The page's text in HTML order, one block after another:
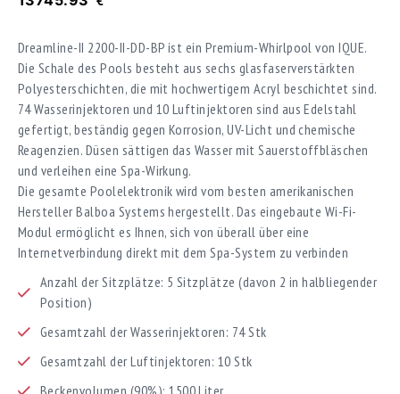
Dreamline-II 2200-II-DD-BP ist ein Premium-Whirlpool von IQUE.
Die Schale des Pools besteht aus sechs glasfaserverstärkten
Polyesterschichten, die mit hochwertigem Acryl beschichtet sind.
74 Wasserinjektoren und 10 Luftinjektoren sind aus Edelstahl
gefertigt, beständig gegen Korrosion, UV-Licht und chemische
Reagenzien. Düsen sättigen das Wasser mit Sauerstoffbläschen
und verleihen eine Spa-Wirkung.
Die gesamte Poolelektronik wird vom besten amerikanischen
Hersteller Balboa Systems hergestellt. Das eingebaute Wi-Fi-
Modul ermöglicht es Ihnen, sich von überall über eine
Internetverbindung direkt mit dem Spa-System zu verbinden
Anzahl der Sitzplätze: 5 Sitzplätze (davon 2 in halbliegender
Position)
Gesamtzahl der Wasserinjektoren: 74 Stk
Gesamtzahl der Luftinjektoren: 10 Stk
Beckenvolumen (90%): 1500 Liter